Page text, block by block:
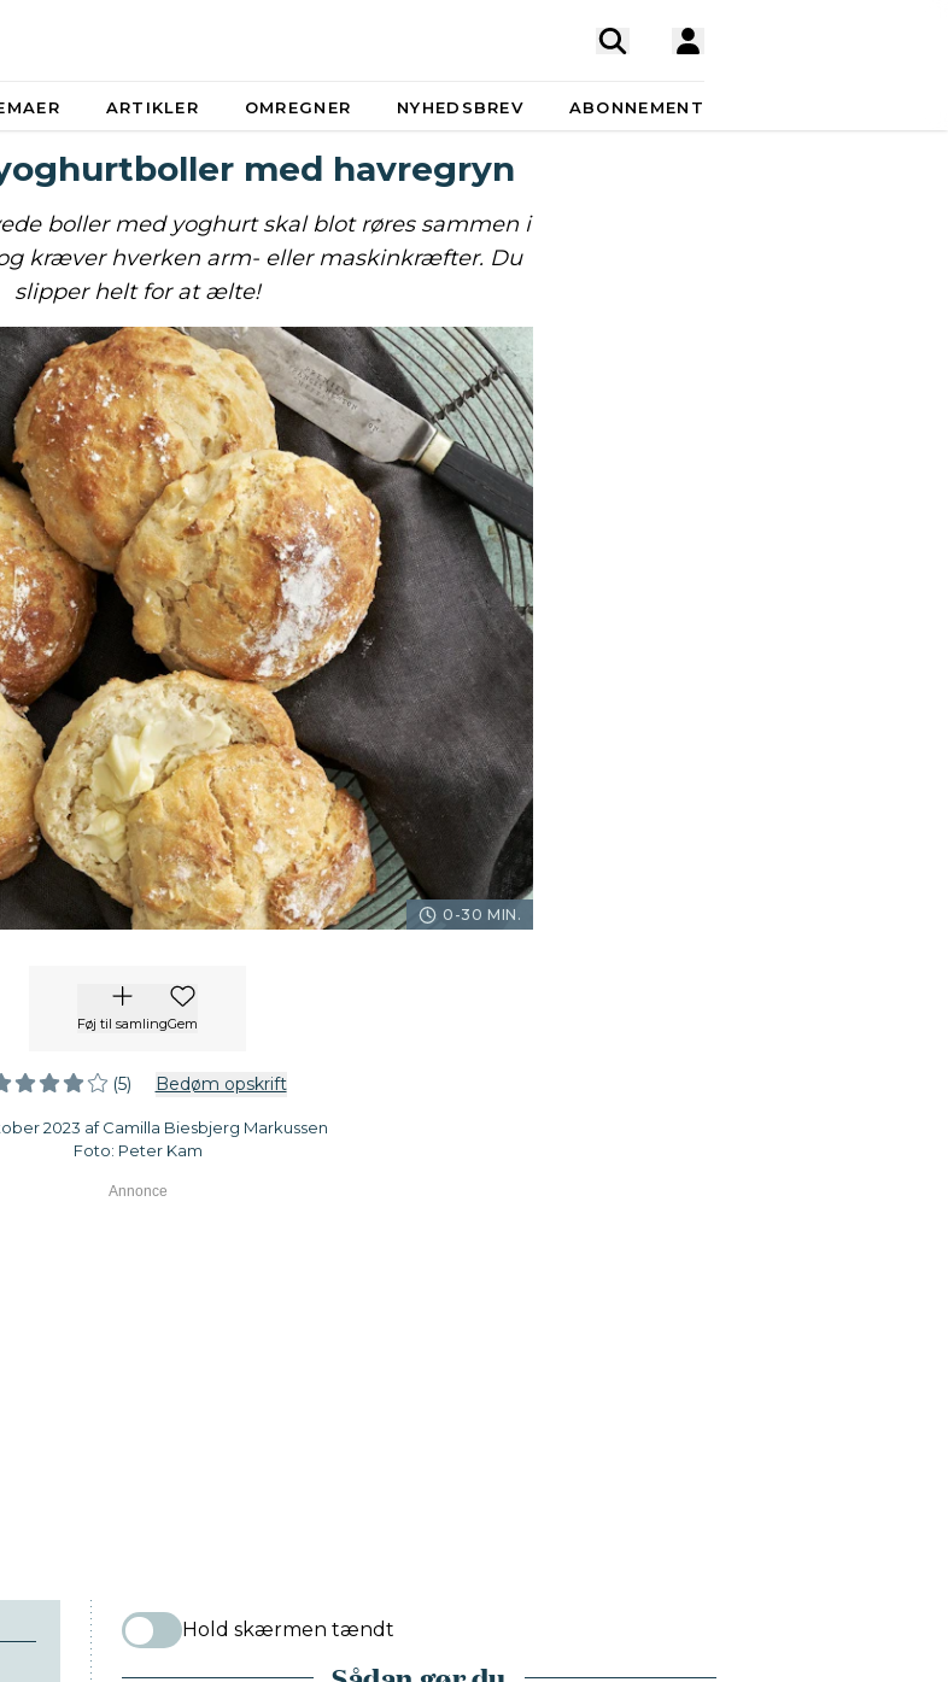
ARTIKLER OMREGNER NYHEDSBREV ABONNEMENT
med havregryn
boller med yoghurt skal blot røres sammen i
kræver hverken arm- eller maskinkræfter. Du
slipper helt for at ælte!
0-30 MIN.
Føj til samlingGem
(5) Bedøm opskrift
2023 af Camilla Biesbjerg Markussen
Foto: Peter Kam
Hold skærmen tændt